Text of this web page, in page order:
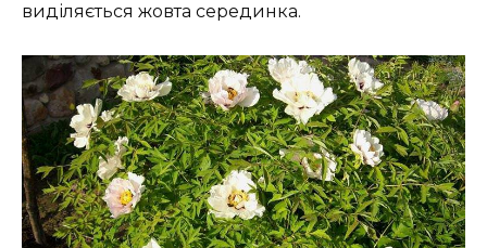
виділяється жовта серединка.